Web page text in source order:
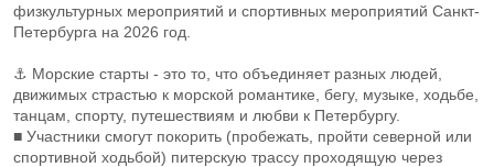
физкультурных мероприятий и спортивных мероприятий Санкт-
Петербурга на 2026 год.
⚓ Морские старты - это то, что объединяет разных людей,
движимых страстью к морской романтике, бегу, музыке, ходьбе,
танцам, спорту, путешествиям и любви к Петербургу.
■ Участники смогут покорить (пробежать, пройти северной или
спортивной ходьбой) питерскую трассу проходящую через